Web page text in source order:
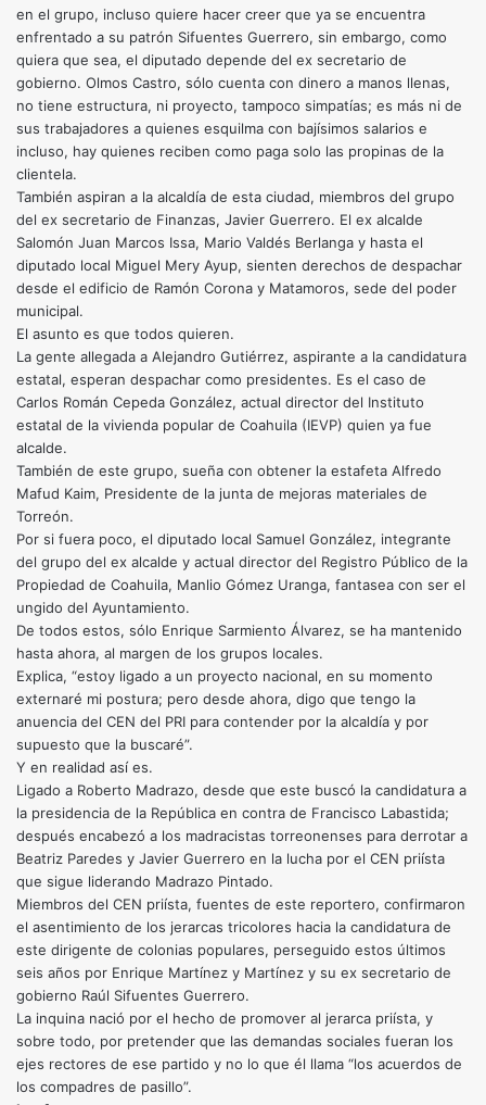
en el grupo, incluso quiere hacer creer que ya se encuentra
enfrentado a su patrón Sifuentes Guerrero, sin embargo, como
quiera que sea, el diputado depende del ex secretario de
gobierno. Olmos Castro, sólo cuenta con dinero a manos llenas,
no tiene estructura, ni proyecto, tampoco simpatías; es más ni de
sus trabajadores a quienes esquilma con bajísimos salarios e
incluso, hay quienes reciben como paga solo las propinas de la
clientela.
También aspiran a la alcaldía de esta ciudad, miembros del grupo
del ex secretario de Finanzas, Javier Guerrero. El ex alcalde
Salomón Juan Marcos Issa, Mario Valdés Berlanga y hasta el
diputado local Miguel Mery Ayup, sienten derechos de despachar
desde el edificio de Ramón Corona y Matamoros, sede del poder
municipal.
El asunto es que todos quieren.
La gente allegada a Alejandro Gutiérrez, aspirante a la candidatura
estatal, esperan despachar como presidentes. Es el caso de
Carlos Román Cepeda González, actual director del Instituto
estatal de la vivienda popular de Coahuila (IEVP) quien ya fue
alcalde.
También de este grupo, sueña con obtener la estafeta Alfredo
Mafud Kaim, Presidente de la junta de mejoras materiales de
Torreón.
Por si fuera poco, el diputado local Samuel González, integrante
del grupo del ex alcalde y actual director del Registro Público de la
Propiedad de Coahuila, Manlio Gómez Uranga, fantasea con ser el
ungido del Ayuntamiento.
De todos estos, sólo Enrique Sarmiento Álvarez, se ha mantenido
hasta ahora, al margen de los grupos locales.
Explica, “estoy ligado a un proyecto nacional, en su momento
externaré mi postura; pero desde ahora, digo que tengo la
anuencia del CEN del PRI para contender por la alcaldía y por
supuesto que la buscaré”.
Y en realidad así es.
Ligado a Roberto Madrazo, desde que este buscó la candidatura a
la presidencia de la República en contra de Francisco Labastida;
después encabezó a los madracistas torreonenses para derrotar a
Beatriz Paredes y Javier Guerrero en la lucha por el CEN priísta
que sigue liderando Madrazo Pintado.
Miembros del CEN priísta, fuentes de este reportero, confirmaron
el asentimiento de los jerarcas tricolores hacia la candidatura de
este dirigente de colonias populares, perseguido estos últimos
seis años por Enrique Martínez y Martínez y su ex secretario de
gobierno Raúl Sifuentes Guerrero.
La inquina nació por el hecho de promover al jerarca priísta, y
sobre todo, por pretender que las demandas sociales fueran los
ejes rectores de ese partido y no lo que él llama “los acuerdos de
los compadres de pasillo”.